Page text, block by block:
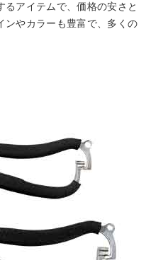
アイテムで、価格の安さと
ンやカラーも豊富で、多くの